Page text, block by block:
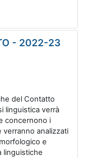
- 2022-23
del Contatto
linguistica verrà
concernono i
analizzati
e
linguistiche